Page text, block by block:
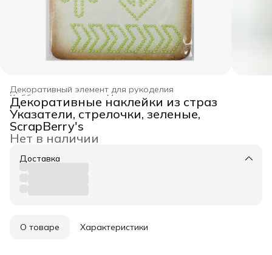
Декоративный элемент для рукоделия
Материал для рукоделия
Хобби и творчество ›
Главная ›
Декоративные наклейки из страз
Указатели, стрелочки, зеленые,
ScrapBerry's
Нет в наличии
Доставка
О товаре Характеристики